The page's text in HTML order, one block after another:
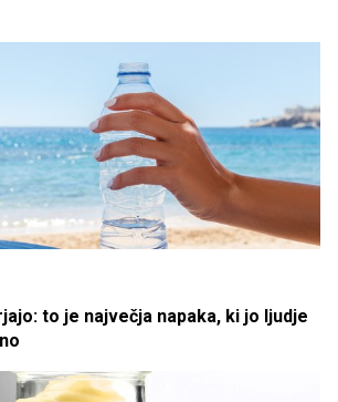
to je največja napaka, ki jo ljudje